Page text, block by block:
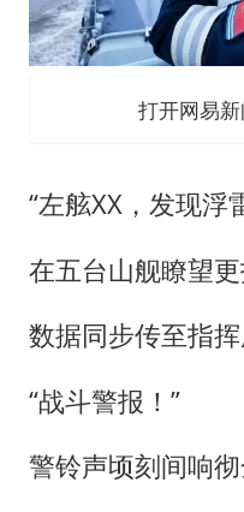
打开网易
“左舷XX，发现浮
在五台山舰瞭望
数据同步传至指
“战斗警报！”
警铃声顷刻间响